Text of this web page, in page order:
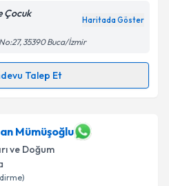
ilişkin
Aydınlatma
kişisel verilerimin belirtilen
Çocuk
Haritada Göster
35390 Buca/İzmir
Talep Et
randevu takvimi talebi
randevu almanız için bir
e-posta ile bilgilendireceğiz.
Mümüşoğlu
ve Doğum